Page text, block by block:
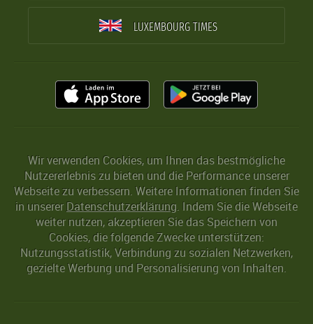
LUXEMBOURG TIMES
Wir verwenden Cookies, um Ihnen das bestmögliche
Nutzererlebnis zu bieten und die Performance unserer
Webseite zu verbessern. Weitere Informationen finden Sie
in unserer Datenschutzerklärung. Indem Sie die Webseite
weiter nutzen, akzeptieren Sie das Speichern von
Cookies, die folgende Zwecke unterstützen:
Nutzungsstatistik, Verbindung zu sozialen Netzwerken,
gezielte Werbung und Personalisierung von Inhalten.